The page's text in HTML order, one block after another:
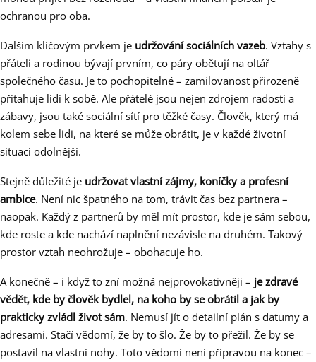
ochranou pro oba.
Dalším klíčovým prvkem je udržování sociálních vazeb. Vztahy s
přáteli a rodinou bývají prvním, co páry obětují na oltář
společného času. Je to pochopitelné – zamilovanost přirozeně
přitahuje lidi k sobě. Ale přátelé jsou nejen zdrojem radosti a
zábavy, jsou také sociální sítí pro těžké časy. Člověk, který má
kolem sebe lidi, na které se může obrátit, je v každé životní
situaci odolnější.
Stejně důležité je udržovat vlastní zájmy, koníčky a profesní
ambice. Není nic špatného na tom, trávit čas bez partnera –
naopak. Každý z partnerů by měl mít prostor, kde je sám sebou,
kde roste a kde nachází naplnění nezávisle na druhém. Takový
prostor vztah neohrožuje – obohacuje ho.
A konečně – i když to zní možná nejprovokativněji – je zdravé
vědět, kde by člověk bydlel, na koho by se obrátil a jak by
prakticky zvládl život sám. Nemusí jít o detailní plán s datumy a
adresami. Stačí vědomí, že by to šlo. Že by to přežil. Že by se
postavil na vlastní nohy. Toto vědomí není přípravou na konec –